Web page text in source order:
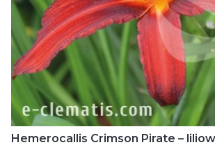
Hemerocallis Crimson Pirate –